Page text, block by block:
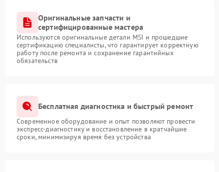
Оригинальные запчасти и
сертифицированные мастера
Используются оригинальные детали MSI и прошедшие
сертификацию специалисты, что гарантирует корректную
работу после ремонта и сохранение гарантийных
обязательств
Бесплатная диагностика и быстрый ремонт
Современное оборудование и опыт позволяют провести
экспресс-диагностику и восстановление в кратчайшие
сроки, минимизируя время без устройства